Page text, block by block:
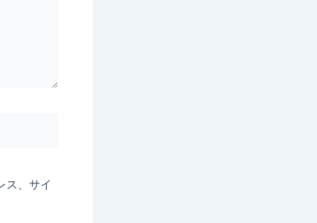
ス、サイ